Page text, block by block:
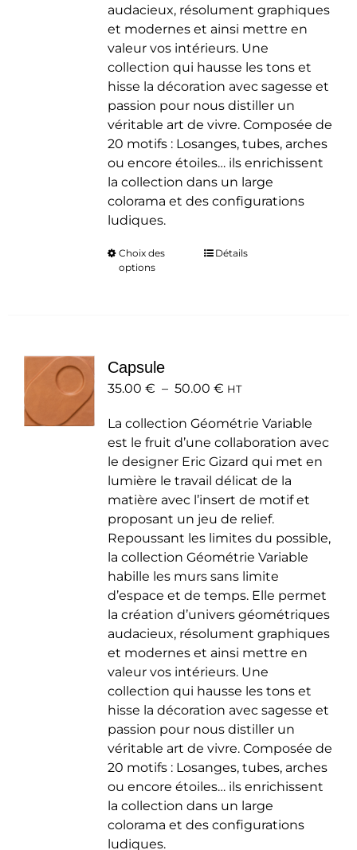
audacieux, résolument graphiques
et modernes et ainsi mettre en
valeur vos intérieurs. Une
collection qui hausse les tons et
hisse la décoration avec sagesse et
passion pour nous distiller un
véritable art de vivre. Composée de
20 motifs : Losanges, tubes, arches
ou encore étoiles… ils enrichissent
la collection dans un large
colorama et des configurations
ludiques.
Choix des
options
Ce
peuvent
choisies
sur
la
page
du
produit
Détails
Capsule
35.00 € – 50.00 €Plage
prix :
35.00 €
à
50.00 €
HT
La collection Géométrie Variable
est le fruit d’une collaboration avec
le designer Eric Gizard qui met en
lumière le travail délicat de la
matière avec l’insert de motif et
proposant un jeu de relief.
Repoussant les limites du possible,
la collection Géométrie Variable
habille les murs sans limite
d’espace et de temps. Elle permet
la création d’univers géométriques
audacieux, résolument graphiques
et modernes et ainsi mettre en
valeur vos intérieurs. Une
collection qui hausse les tons et
hisse la décoration avec sagesse et
passion pour nous distiller un
véritable art de vivre. Composée de
20 motifs : Losanges, tubes, arches
ou encore étoiles… ils enrichissent
la collection dans un large
colorama et des configurations
ludiques.